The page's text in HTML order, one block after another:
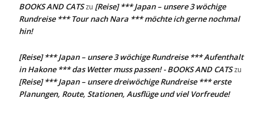
BOOKS AND CATSzu [Reise] *** Japan – unsere 3 wöchige
Rundreise *** Tour nach Nara *** möchte ich gerne nochmal
hin!
[Reise] *** Japan – unsere 3 wöchige Rundreise *** Aufenthalt
in Hakone *** das Wetter muss passen! - BOOKS AND CATSzu
[Reise] *** Japan – unsere dreiwöchige Rundreise *** erste
Planungen, Route, Stationen, Ausflüge und viel Vorfreude!